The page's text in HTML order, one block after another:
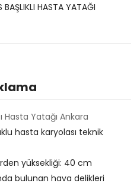
HASTA YATAĞI
Hasta Yatağı Ankara
hasta karyolası teknik
yüksekliği: 40 cm
bulunan hava delikleri